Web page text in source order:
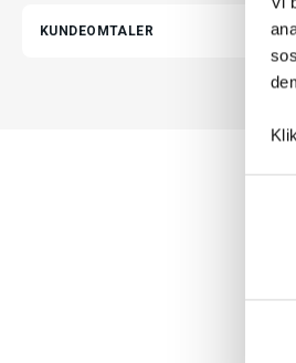
KUNDEOMTALER